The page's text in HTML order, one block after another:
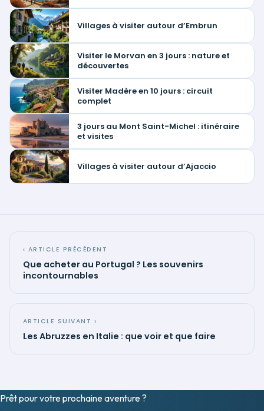
Villages à visiter autour d’Embrun
Visiter le Morvan en 3 jours : nature et
découvertes
Visiter Madère en 10 jours : circuit
complet
3 jours au Mont Saint-Michel : itinéraire
et visites
Villages à visiter autour d’Ajaccio
‹ ARTICLE PRÉCÉDENT
Que acheter au Portugal ? Les souvenirs
incontournables
ARTICLE SUIVANT ›
Les Abruzzes en Italie : que voir et que faire
Prêt pour votre prochaine aventure ?